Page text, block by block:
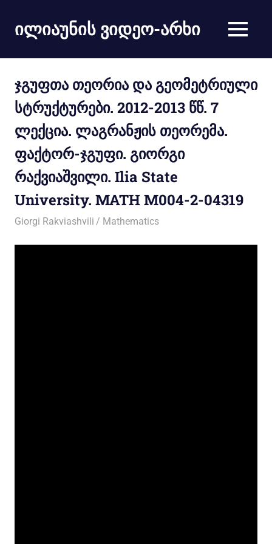
ილიაუნის ვიდეო-არხი
ჯგუფთა თეორია და გეომეტრიული
სტრუქტურები. 2012-2013 წწ. 7
ლექცია. ლაგრანჟის თეორემა.
ფაქტორ-ჯგუფი. გიორგი
რაქვიაშვილი. Ilia State
University. MATH M004-2-04319
15/05/2013
Giorgi Rakviashvili Mathematics